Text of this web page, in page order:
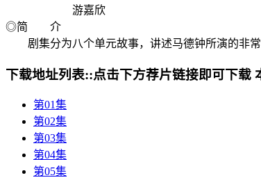
游嘉欣
◎简 介
剧集分为八个单元故事，讲述马德钟所演的非常
下载地址列表::点击下方荐片链接即可下载
第01集
第02集
第03集
第04集
第05集